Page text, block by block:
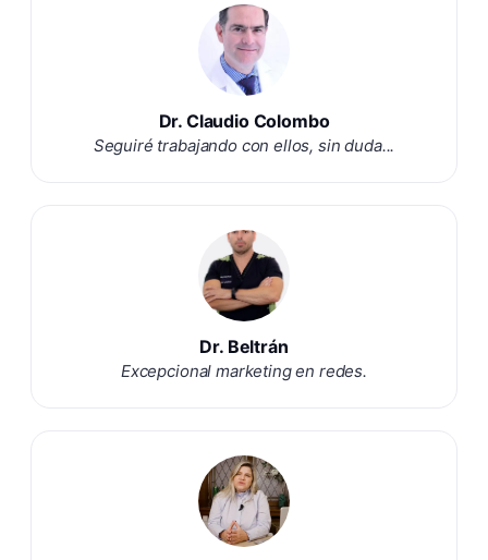
Dr. Claudio Colombo
Seguiré trabajando con ellos, sin duda...
Dr. Beltrán
Excepcional marketing en redes.